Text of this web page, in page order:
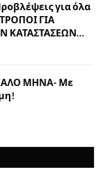
για όλα
ΓΙΑ
ΚΑΤΑΣΤΑΣΕΩΝ…
ΜΗΝΑ- Με